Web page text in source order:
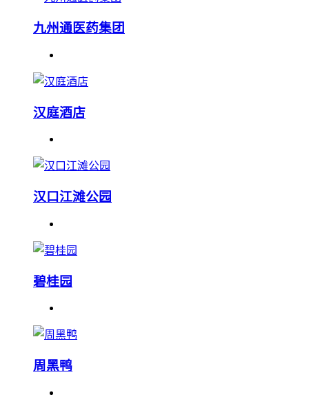
九州通医药集团
汉庭酒店
汉口江滩公园
碧桂园
周黑鸭